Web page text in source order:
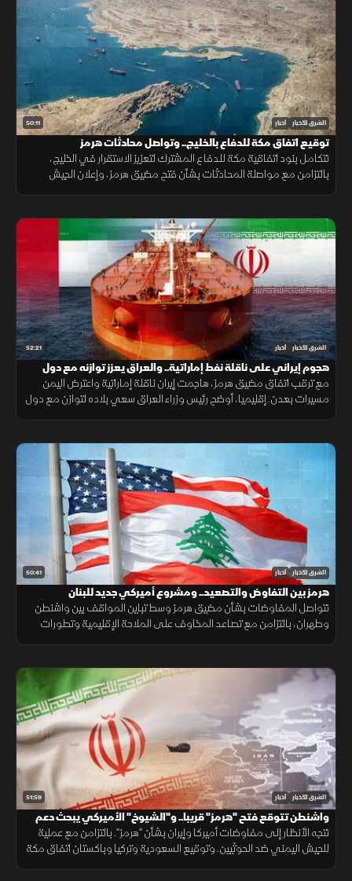
50:11 الشرق للأخبار أخبار
توقيع اتفاق مكة للدفاع بالخليج.. وتواصل محادثات هرمز
تتكامل بنود اتفاقية مكة للدفاع المشترك لتعزيز الاستقرار في الخليج،
بالتزامن مع مواصلة المحادثات بشأن فتح مضيق هرمز، وإعلان الجيش
52:21 الشرق للأخبار أخبار
هجوم إيراني على ناقلة نفط إماراتية.. والعراق يعزز توازنه مع دول
الجوار
مع ترقب اتفاق مضيق هرمز، هاجمت إيران ناقلة إماراتية واعترض اليمن
مسيرات بعدن. إقليميا، أوضح رئيس وزراء العراق سعي بلاده لتوازن مع دول
50:41 الشرق للأخبار أخبار
هرمز بين التفاوض والتصعيد.. ومشروع أميركي جديد للبنان
تتواصل المفاوضات بشأن مضيق هرمز وسط تباين المواقف بين واشنطن
وطهران، بالتزامن مع تصاعد المخاوف على الملاحة الإقليمية وتطورات
51:59 الشرق للأخبار أخبار
واشنطن تتوقع فتح "هرمز" قريبا.. و"الشيوخ" الأميركي يبحث دعم
لبنان
تتجه الأنظار إلى مفاوضات أميركا وإيران بشأن "هرمز". بالتزامن مع عملية
للجيش اليمني ضد الحوثيين. وتوقيع السعودية وتركيا وباكستان اتفاق مكة